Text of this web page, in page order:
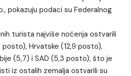
pokazuju podaci su Federalnog
turista najviše noćenja ostvarili
Hrvatske (12,9 posto),
(5,7) i SAD (5,3 posto), što je
iz ostalih zemalja ostvarili su